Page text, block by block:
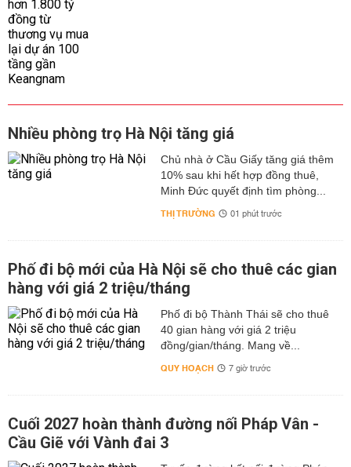
Nhiều phòng trọ Hà Nội tăng giá
Chủ nhà ở Cầu Giấy tăng giá thêm
10% sau khi hết hợp đồng thuê,
Minh Đức quyết định tìm phòng...
THỊ TRƯỜNG 01 phút trước
Phố đi bộ mới của Hà Nội sẽ cho thuê các gian
hàng với giá 2 triệu/tháng
Phố đi bộ Thành Thái sẽ cho thuê
40 gian hàng với giá 2 triệu
đồng/gian/tháng. Mang về...
QUY HOẠCH 7 giờ trước
Cuối 2027 hoàn thành đường nối Pháp Vân -
Cầu Giẽ với Vành đai 3